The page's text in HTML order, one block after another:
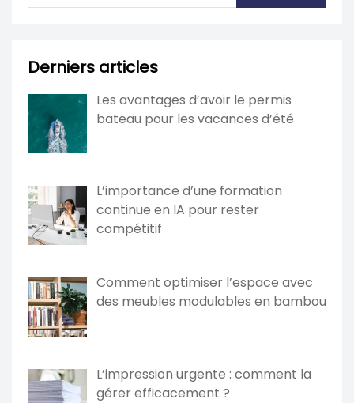
Derniers articles
Les avantages d’avoir le permis
bateau pour les vacances d’été
L’importance d’une formation
continue en IA pour rester
compétitif
Comment optimiser l’espace avec
des meubles modulables en bambou
L’impression urgente : comment la
gérer efficacement ?